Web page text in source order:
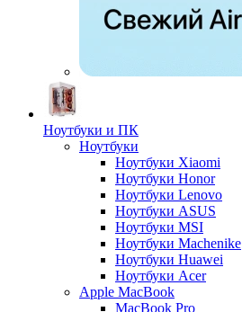
Ноутбуки и ПК
Ноутбуки
Ноутбуки Xiaomi
Ноутбуки Honor
Ноутбуки Lenovo
Ноутбуки ASUS
Ноутбуки MSI
Ноутбуки Machenike
Ноутбуки Huawei
Ноутбуки Acer
Apple MacBook
MacBook Pro